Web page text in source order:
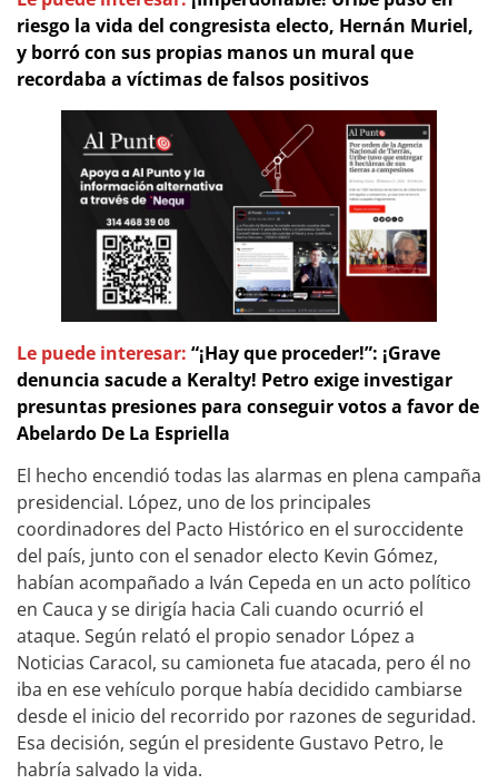
riesgo la vida del congresista electo, Hernán Muriel,
y borró con sus propias manos un mural que
recordaba a víctimas de falsos positivos
Le puede interesar: “¡Hay que proceder!”: ¡Grave
denuncia sacude a Keralty! Petro exige investigar
presuntas presiones para conseguir votos a favor de
Abelardo De La Espriella
El hecho encendió todas las alarmas en plena campaña
presidencial. López, uno de los principales
coordinadores del Pacto Histórico en el suroccidente
del país, junto con el senador electo Kevin Gómez,
habían acompañado a Iván Cepeda en un acto político
en Cauca y se dirigía hacia Cali cuando ocurrió el
ataque. Según relató el propio senador López a
Noticias Caracol, su camioneta fue atacada, pero él no
iba en ese vehículo porque había decidido cambiarse
desde el inicio del recorrido por razones de seguridad.
Esa decisión, según el presidente Gustavo Petro, le
habría salvado la vida.